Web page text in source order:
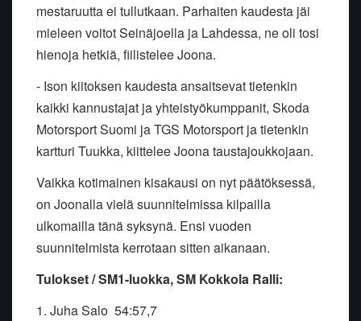
mestaruutta ei tullutkaan. Parhaiten kaudesta jäi
mieleen voitot Seinäjoella ja Lahdessa, ne oli tosi
hienoja hetkiä, fiilistelee Joona.
- Ison kiitoksen kaudesta ansaitsevat tietenkin
kaikki kannustajat ja yhteistyökumppanit, Skoda
Motorsport Suomi ja TGS Motorsport ja tietenkin
kartturi Tuukka, kiittelee Joona taustajoukkojaan.
Vaikka kotimainen kisakausi on nyt päätöksessä,
on Joonalla vielä suunnitelmissa kilpailla
ulkomailla tänä syksynä. Ensi vuoden
suunnitelmista kerrotaan sitten aikanaan.
Tulokset / SM1-luokka,SM Kokkola Ralli:
1. Juha Salo 54:57,7